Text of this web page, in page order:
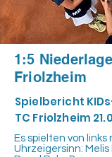
1:5
Friolzheim
Spielbericht
TC Friolzheim
Es spielten von
Uhrzeigersinn: Melis